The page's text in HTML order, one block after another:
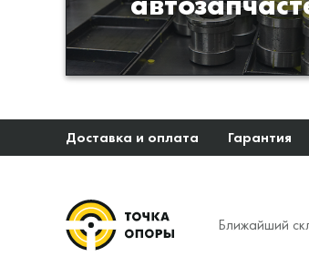
эластомеров для
Доставка и оплата Гарантия
Ближайший